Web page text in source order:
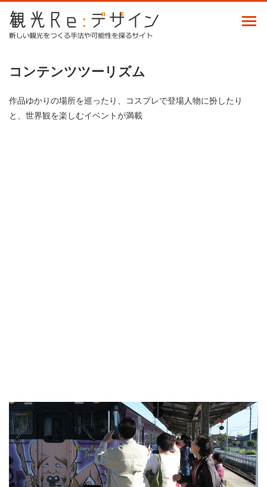
コンテンツツーリズム
作品ゆかりの場所を巡ったり、コスプレで登場人物に扮したり
と、世界観を楽しむイベントが満載